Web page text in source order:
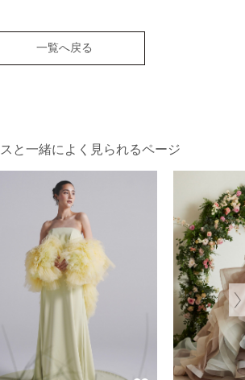
一覧へ戻る
と一緒によく見られるページ